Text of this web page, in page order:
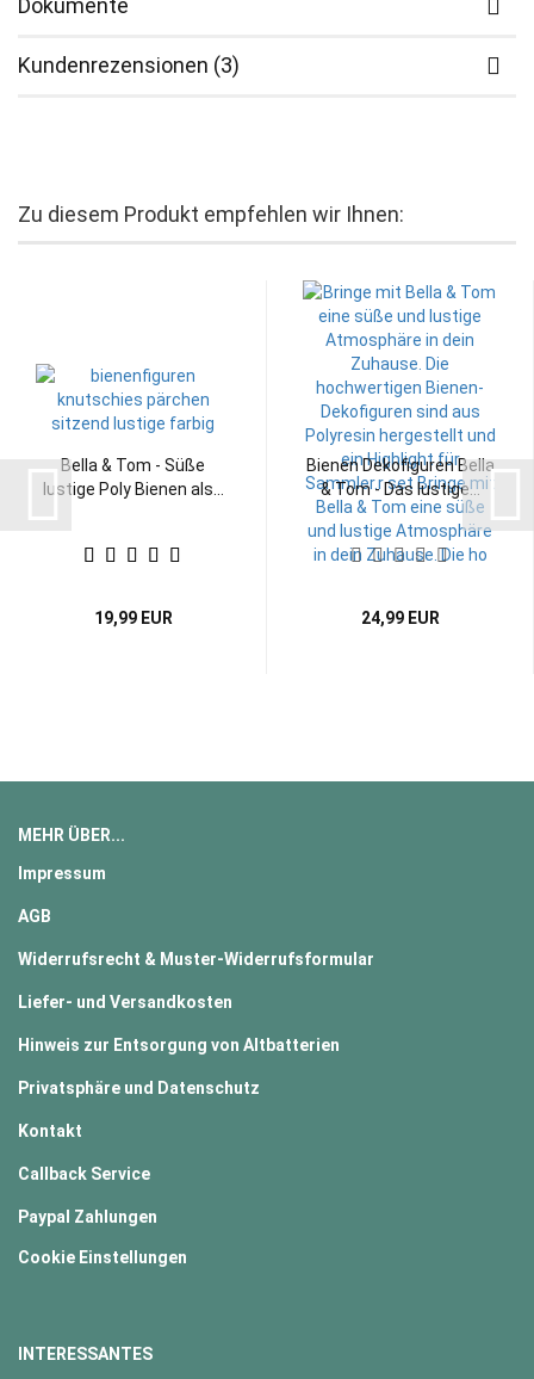
Dokumente
Kundenrezensionen (3)
Zu diesem Produkt empfehlen wir Ihnen:
Bella & Tom - Süße
lustige Poly Bienen als...
19,99 EUR
Bienen Dekofiguren Bella
& Tom - Das lustige...
24,99 EUR
MEHR ÜBER...
Impressum
AGB
Widerrufsrecht & Muster-Widerrufsformular
Liefer- und Versandkosten
Hinweis zur Entsorgung von Altbatterien
Privatsphäre und Datenschutz
Kontakt
Callback Service
Paypal Zahlungen
Cookie Einstellungen
INTERESSANTES